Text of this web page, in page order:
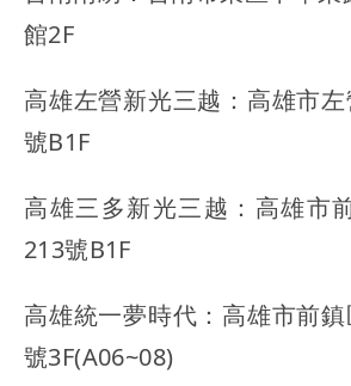
館2F
高雄左營新光三越：高雄市
號B1F
高雄三多新光三越：高雄市
213號B1F
高雄統一夢時代：高雄市前
號3F(A06~08)